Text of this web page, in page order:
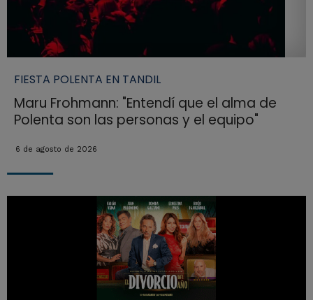
FIESTA POLENTA EN TANDIL
Maru Frohmann: "Entendí que el alma de
Polenta son las personas y el equipo"
6 de agosto de 2026